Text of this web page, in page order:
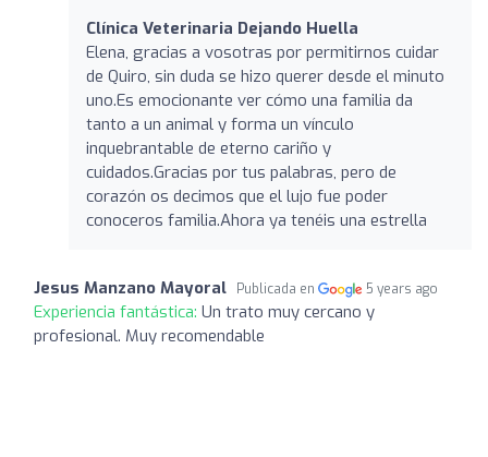
Clínica Veterinaria Dejando Huella
Elena, gracias a vosotras por permitirnos cuidar
de Quiro, sin duda se hizo querer desde el minuto
uno.Es emocionante ver cómo una familia da
tanto a un animal y forma un vínculo
inquebrantable de eterno cariño y
cuidados.Gracias por tus palabras, pero de
corazón os decimos que el lujo fue poder
conoceros familia.Ahora ya tenéis una estrella
Jesus Manzano Mayoral Publicada en 5 years ago
Experiencia fantástica: Un trato muy cercano y
profesional. Muy recomendable